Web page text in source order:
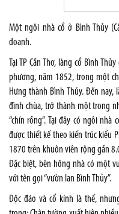
Một ngôi nhà cổ ở Bình Thủy
doanh.
Tại TP Cần Thơ, làng cổ Bình
phương, năm 1852, trong một
Hưng thành Bình Thủy. Đến
đình chùa, trở thành một trong
“chín rồng”. Tại đây có ngôi
được thiết kế theo kiến trúc kiểu
1870 trên khuôn viên rộng gần
Đặc biệt, bên hông nhà có một
với tên gọi “vườn lan Bình Thủy”.
Độc đáo và cổ kính là thế,